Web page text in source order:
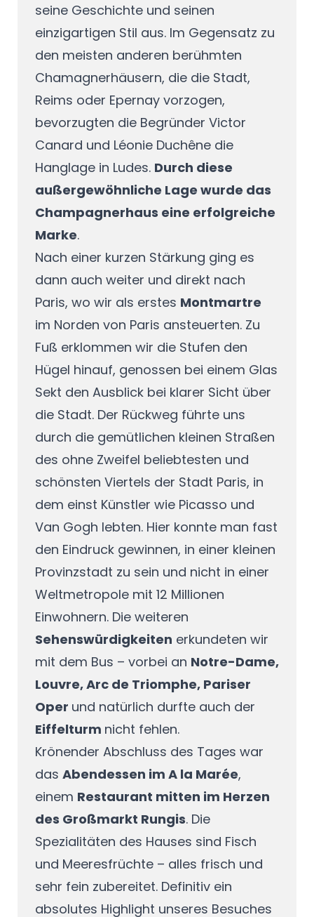
seine Geschichte und seinen
einzigartigen Stil aus. Im Gegensatz zu
den meisten anderen berühmten
Chamagnerhäusern, die die Stadt,
Reims oder Epernay vorzogen,
bevorzugten die Begründer Victor
Canard und Léonie Duchêne die
Hanglage in Ludes. Durch diese
außergewöhnliche Lage wurde das
Champagnerhaus eine erfolgreiche
Marke.
Nach einer kurzen Stärkung ging es
dann auch weiter und direkt nach
Paris, wo wir als erstes Montmartre
im Norden von Paris ansteuerten. Zu
Fuß erklommen wir die Stufen den
Hügel hinauf, genossen bei einem Glas
Sekt den Ausblick bei klarer Sicht über
die Stadt. Der Rückweg führte uns
durch die gemütlichen kleinen Straßen
des ohne Zweifel beliebtesten und
schönsten Viertels der Stadt Paris, in
dem einst Künstler wie Picasso und
Van Gogh lebten. Hier konnte man fast
den Eindruck gewinnen, in einer kleinen
Provinzstadt zu sein und nicht in einer
Weltmetropole mit 12 Millionen
Einwohnern. Die weiteren
Sehenswürdigkeiten erkundeten wir
mit dem Bus – vorbei an Notre-Dame,
Louvre, Arc de Triomphe, Pariser
Oper und natürlich durfte auch der
Eiffelturm nicht fehlen.
Krönender Abschluss des Tages war
das Abendessen im A la Marée,
einem Restaurant mitten im Herzen
des Großmarkt Rungis. Die
Spezialitäten des Hauses sind Fisch
und Meeresfrüchte – alles frisch und
sehr fein zubereitet. Definitiv ein
absolutes Highlight unseres Besuches